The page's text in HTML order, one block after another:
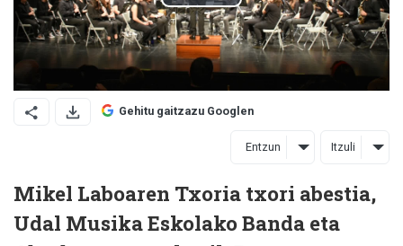
Gehitu gaitzazu Googlen
Entzun Itzuli
Mikel Laboaren Txoria txori abestia,
Udal Musika Eskolako Banda eta